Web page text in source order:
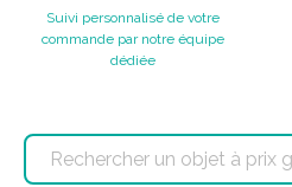
Suivi personnalisé de votre
commande par notre équipe
dédiée